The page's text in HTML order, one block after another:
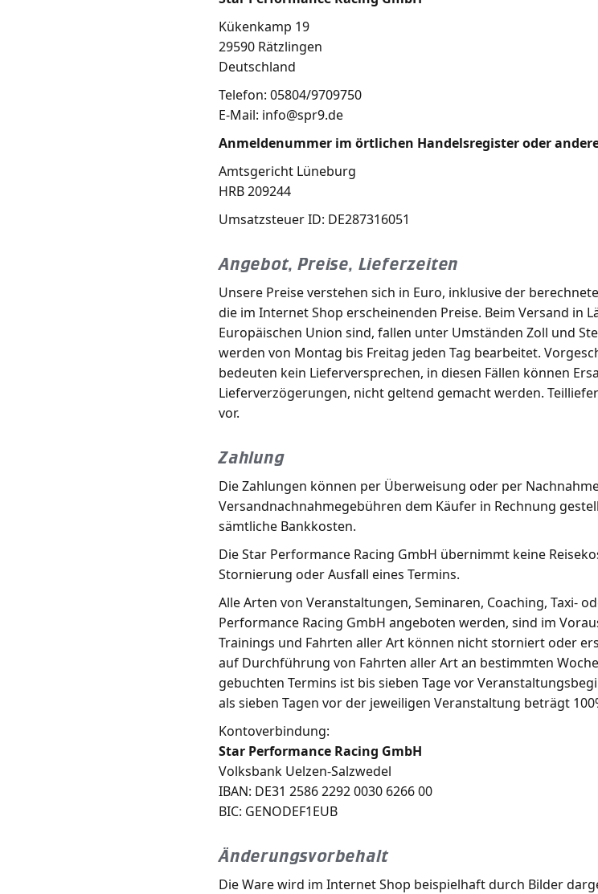
Kükenkamp 19
29590 Rätzlingen
Deutschland
Telefon: 05804/9709750
E-Mail: info@spr9.de
Anmeldenummer im örtlichen Handelsregister oder
Amtsgericht Lüneburg
HRB 209244
Umsatzsteuer ID: DE287316051
Angebot, Preise, Lieferzeiten
Unsere Preise verstehen sich in Euro, inklusive der
die im Internet Shop erscheinenden Preise. Beim Versand in
Europäischen Union sind, fallen unter Umständen Zoll und
werden von Montag bis Freitag jeden Tag bearbeitet.
bedeuten kein Lieferversprechen, in diesen Fällen können
Lieferverzögerungen, nicht geltend gemacht werden.
vor.
Zahlung
Die Zahlungen können per Überweisung oder per
Versandnachnahmegebühren dem Käufer in Rechnung
sämtliche Bankkosten.
Die Star Performance Racing GmbH übernimmt keine
Stornierung oder Ausfall eines Termins.
Alle Arten von Veranstaltungen, Seminaren, Coaching, Taxi-
Performance Racing GmbH angeboten werden, sind im
Trainings und Fahrten aller Art können nicht storniert oder
auf Durchführung von Fahrten aller Art an bestimmten
gebuchten Termins ist bis sieben Tage vor
als sieben Tagen vor der jeweiligen Veranstaltung beträgt
Kontoverbindung:
Star Performance Racing GmbH
Volksbank Uelzen-Salzwedel
IBAN: DE31 2586 2292 0030 6266 00
BIC: GENODEF1EUB
Änderungsvorbehalt
Die Ware wird im Internet Shop beispielhaft durch Bilder